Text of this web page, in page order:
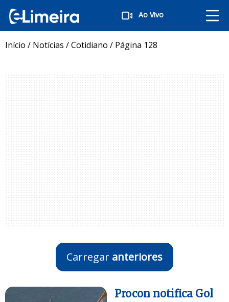
Ao Vivo
Início / Notícias /Cotidiano / Página 128
Carregar anteriores
Procon notifica Gol